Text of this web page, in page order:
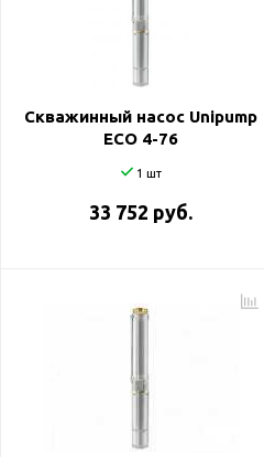
Скважинный насос Unipump
ECO 4-76
1 шт
33 752 руб.